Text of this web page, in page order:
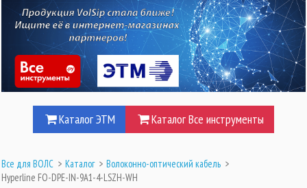
Каталог ЭТМ Каталог Все инструменты
Все для ВОЛС > Каталог > Волоконно-оптический кабель >
Hyperline FO-DPE-IN-9A1-4-LSZH-WH